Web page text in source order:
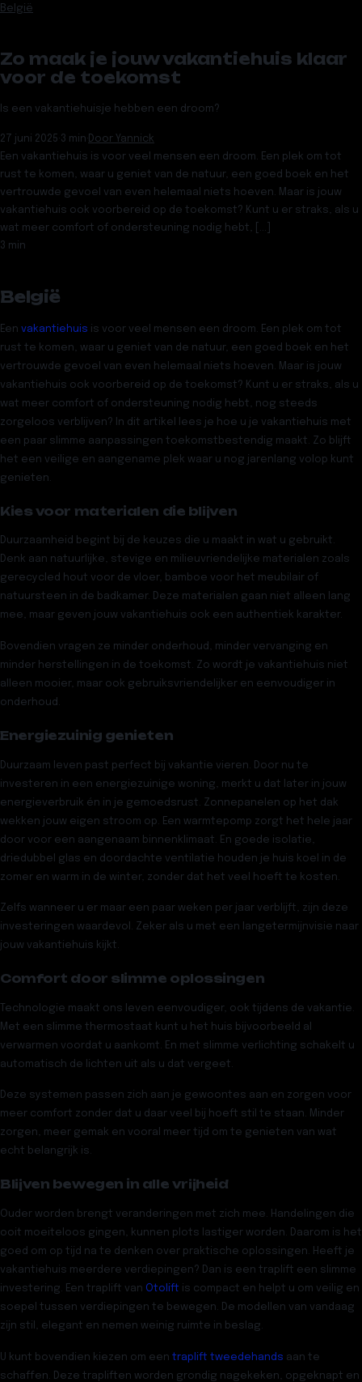
België
Zo maak je jouw vakantiehuis klaar
voor de toekomst
Is een vakantiehuisje hebben een droom?
27 juni 2025·3 min·Door Yannick
Een vakantiehuis is voor veel mensen een droom. Een plek om tot
rust te komen, waar u geniet van de natuur, een goed boek en het
vertrouwde gevoel van even helemaal niets hoeven. Maar is jouw
vakantiehuis ook voorbereid op de toekomst? Kunt u er straks, als u
wat meer comfort of ondersteuning nodig hebt, […]
3 min
België
Een vakantiehuis is voor veel mensen een droom. Een plek om tot
rust te komen, waar u geniet van de natuur, een goed boek en het
vertrouwde gevoel van even helemaal niets hoeven. Maar is jouw
vakantiehuis ook voorbereid op de toekomst? Kunt u er straks, als u
wat meer comfort of ondersteuning nodig hebt, nog steeds
zorgeloos verblijven? In dit artikel lees je hoe u je vakantiehuis met
een paar slimme aanpassingen toekomstbestendig maakt. Zo blijft
het een veilige en aangename plek waar u nog jarenlang volop kunt
genieten.
Kies voor materialen die blijven
Duurzaamheid begint bij de keuzes die u maakt in wat u gebruikt.
Denk aan natuurlijke, stevige en milieuvriendelijke materialen zoals
gerecycled hout voor de vloer, bamboe voor het meubilair of
natuursteen in de badkamer. Deze materialen gaan niet alleen lang
mee, maar geven jouw vakantiehuis ook een authentiek karakter.
Bovendien vragen ze minder onderhoud, minder vervanging en
minder herstellingen in de toekomst. Zo wordt je vakantiehuis niet
alleen mooier, maar ook gebruiksvriendelijker en eenvoudiger in
onderhoud.
Energiezuinig genieten
Duurzaam leven past perfect bij vakantie vieren. Door nu te
investeren in een energiezuinige woning, merkt u dat later in jouw
energieverbruik én in je gemoedsrust. Zonnepanelen op het dak
wekken jouw eigen stroom op. Een warmtepomp zorgt het hele jaar
door voor een aangenaam binnenklimaat. En goede isolatie,
driedubbel glas en doordachte ventilatie houden je huis koel in de
zomer en warm in de winter, zonder dat het veel hoeft te kosten.
Zelfs wanneer u er maar een paar weken per jaar verblijft, zijn deze
investeringen waardevol. Zeker als u met een langetermijnvisie naar
jouw vakantiehuis kijkt.
Comfort door slimme oplossingen
Technologie maakt ons leven eenvoudiger, ook tijdens de vakantie.
Met een slimme thermostaat kunt u het huis bijvoorbeeld al
verwarmen voordat u aankomt. En met slimme verlichting schakelt u
automatisch de lichten uit als u dat vergeet.
Deze systemen passen zich aan je gewoontes aan en zorgen voor
meer comfort zonder dat u daar veel bij hoeft stil te staan. Minder
zorgen, meer gemak en vooral meer tijd om te genieten van wat
echt belangrijk is.
Blijven bewegen in alle vrijheid
Ouder worden brengt veranderingen met zich mee. Handelingen die
ooit moeiteloos gingen, kunnen plots lastiger worden. Daarom is het
goed om op tijd na te denken over praktische oplossingen. Heeft je
vakantiehuis meerdere verdiepingen? Dan is een traplift een slimme
investering. Een traplift van Otolift is compact en helpt u om veilig en
soepel tussen verdiepingen te bewegen. De modellen van vandaag
zijn stil, elegant en nemen weinig ruimte in beslag.
U kunt bovendien kiezen om een traplift tweedehands aan te
schaffen. Deze trapliften worden grondig nagekeken, opgeknapt en